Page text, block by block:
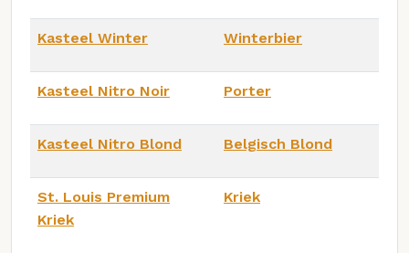
Kasteel Winter Winterbier
Kasteel Nitro Noir Porter
Kasteel Nitro Blond Belgisch Blond
St. Louis Premium
Kriek
Kriek